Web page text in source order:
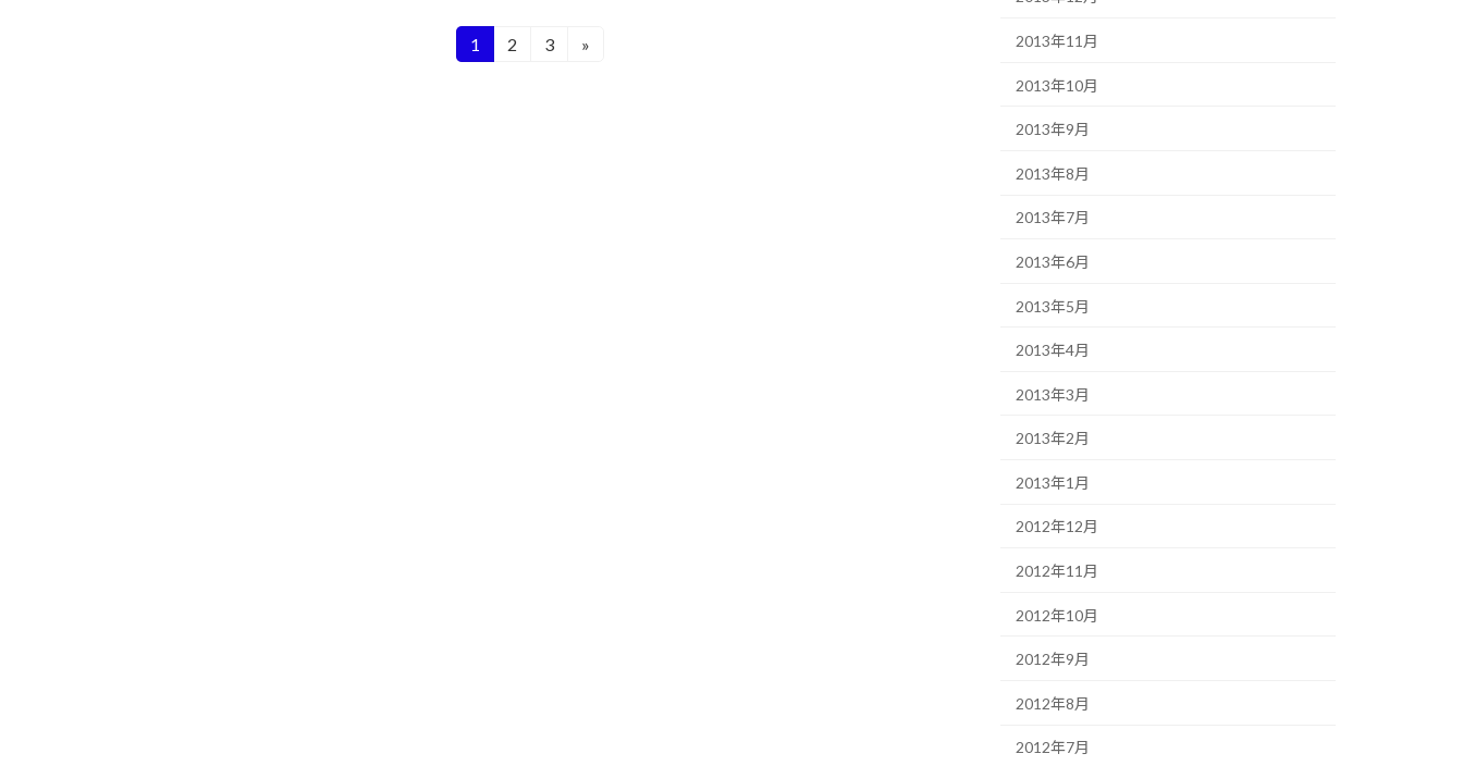
固
1
固
2
固
3 » 2013年11月
2013年10月
2013年9月
2013年8月
2013年7月
2013年6月
2013年5月
2013年4月
2013年3月
2013年2月
2013年1月
2012年12月
2012年11月
2012年10月
2012年9月
2012年8月
2012年7月